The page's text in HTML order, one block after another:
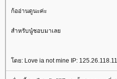
ก้ออ่านดูนะค่ะ
สำหรับนู๋ชอบมาเล
ดย: Love ia not mine IP: